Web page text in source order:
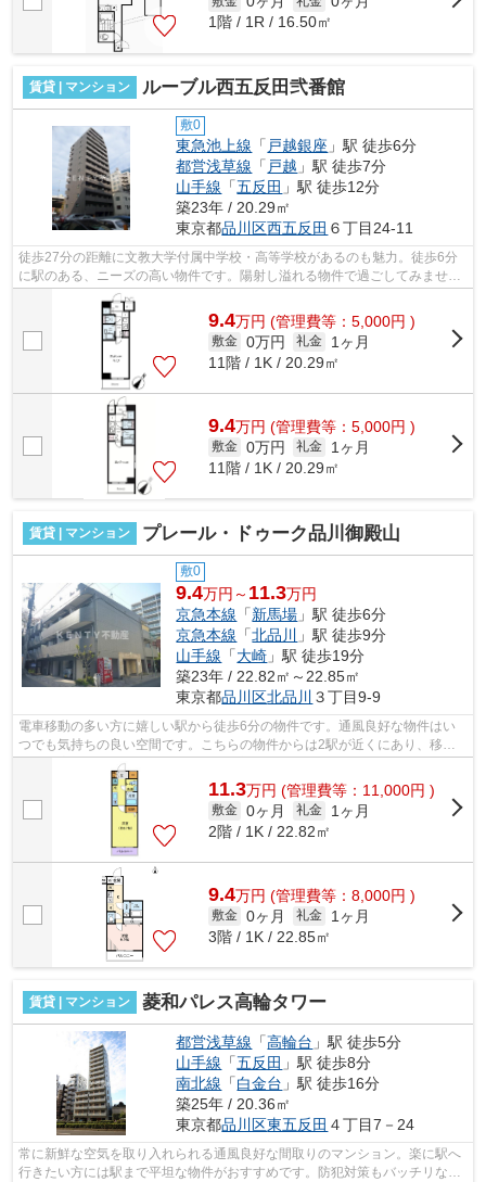
1階 / 1R / 16.50㎡
賃貸 | マンション ルーブル西五反田弐番館
敷0
東急池上線 「 戸越銀座 」駅 徒歩6分
都営浅草線 「 戸越 」駅 徒歩7分
山手線 「五反田 」駅 徒歩12分
築23年 / 20.29㎡
東京都品川区西五反田 ６丁目24-11
徒歩27分の距離に文教大学付属中学校・高等学校があるのも魅力。徒歩6分
に駅のある、ニーズの高い物件です。陽射し溢れる物件で過ごしてみません
か。こちらは初期費用をカードでお支払...
9.4万円 (管理費等：5,000円 )
敷金 0万円 礼金
1ヶ月
11階 / 1K / 20.29㎡
9.4万円 (管理費等：5,000円 )
敷金 0万円 礼金
1ヶ月
11階 / 1K / 20.29㎡
賃貸 | マンション プレール・ドゥーク品川御殿山
敷0
9.4万円～ 11.3万円
京急本線 「新馬場 」駅 徒歩6分
京急本線 「北品川
」駅 徒歩9分
山手線 「大崎 」駅 徒歩19分
築23年 / 22.82㎡～22.85㎡
東京都品川区北品川 ３丁目9-9
電車移動の多い方に嬉しい駅から徒歩6分の物件です。通風良好な物件はい
つでも気持ちの良い空間です。こちらの物件からは2駅が近くにあり、移動
範囲も広がります。こちらの物件では初...
11.3万円 (管理費等：11,000円 )
敷金 0ヶ月 礼金
1ヶ月
2階 / 1K / 22.82㎡
9.4万円 (管理費等：8,000円 )
敷金 0ヶ月 礼金
1ヶ月
3階 / 1K / 22.85㎡
賃貸 | マンション 菱和パレス高輪タワー
都営浅草線 「高輪台 」駅 徒歩5分
山手線 「五反田 」駅 徒歩8分
南北線 「白金台 」駅 徒歩16分
築25年 / 20.36㎡
東京都品川区東五反田 ４丁目7－24
常に新鮮な空気を取り入れられる通風良好な間取りのマンション。楽に駅へ
行きたい方には駅まで平坦な物件がおすすめです。防犯対策もバッチリなマ